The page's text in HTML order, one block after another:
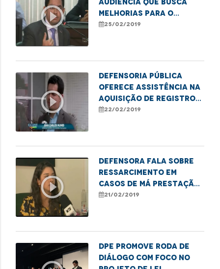
play_circle_outline
melhorias para o
Hospital da Criança
25/02/2019
play_circle_outline
Defensoria Pública
oferece assistência na
aquisição de registro
civil
22/02/2019
play_circle_outline
Defensora fala sobre
ressarcimento em
casos de má prestação
de serviços públicos
21/02/2019
DPE promove roda de
diálogo com foco no